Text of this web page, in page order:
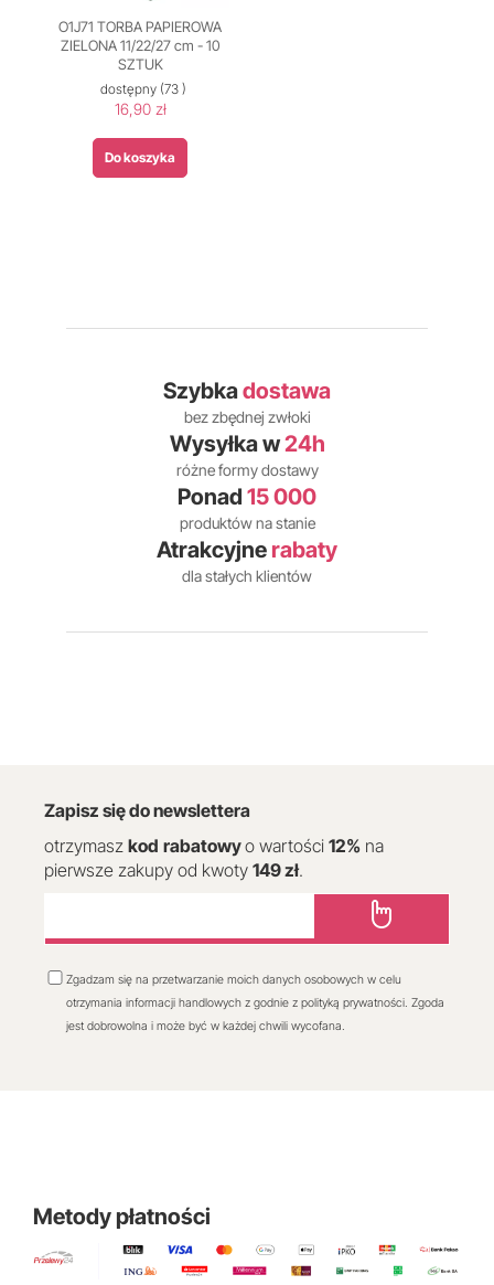
O1J71 TORBA PAPIEROWA
ZIELONA 11/22/27 cm - 10
SZTUK
dostępny(73 )
16,90 zł
Do koszyka
Szybkadostawa
bez zbędnej zwłoki
Wysyłka w24h
różne formy dostawy
Ponad 15 000
produktów na stanie
Atrakcyjne rabaty
dla stałych klientów
Zapisz się do newslettera
otrzymasz kod rabatowyo wartości 12% na
pierwsze zakupy od kwoty 149 zł.
Zgadzam się na przetwarzanie moich danych osobowych w celu
otrzymania informacji handlowych z godnie z polityką prywatności. Zgoda
jest dobrowolna i może być w każdej chwili wycofana.
Metody płatności